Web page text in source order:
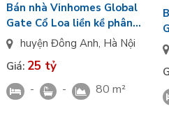
Bán nhà Vinhomes Global
Gate Cổ Loa liền kề phân
khu Cát Tường gần Grand
huyện Đông Anh, Hà Nội
Giá: 25 tỷ
- - 80 m²